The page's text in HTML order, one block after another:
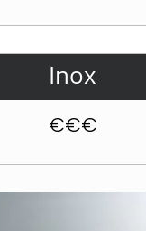
Inox
€€€